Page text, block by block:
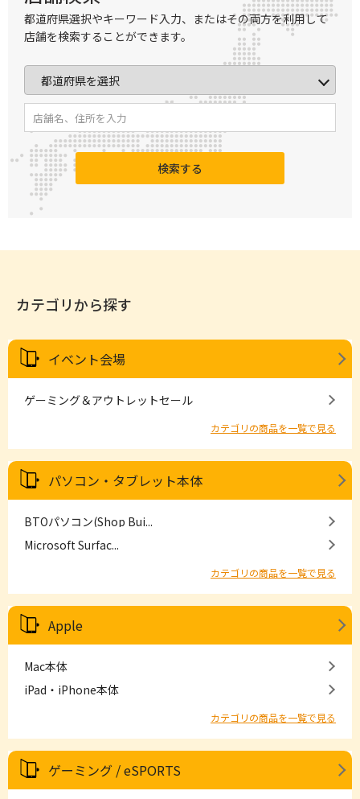
都道府県選択やキーワード入力、またはその両方を利用して
店舗を検索することができます。
検索する
カテゴリから探す
イベント会場
ゲーミング＆アウトレットセール
カテゴリの商品を一覧で見る
パソコン・タブレット本体
BTOパソコン(Shop Bui...
Microsoft Surfac...
カテゴリの商品を一覧で見る
Apple
Mac本体
iPad・iPhone本体
カテゴリの商品を一覧で見る
ゲーミング / eSPORTS